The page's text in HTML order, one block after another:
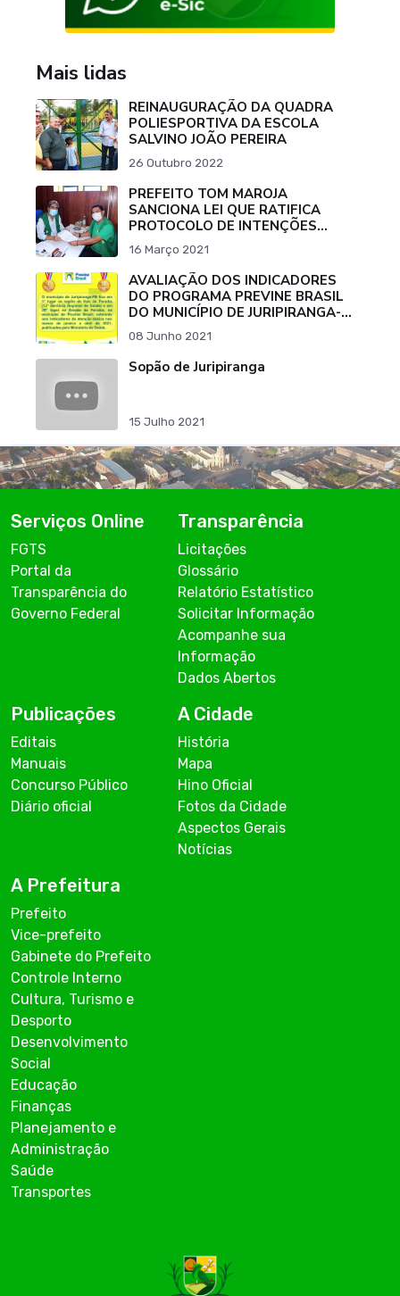
Mais lidas
REINAUGURAÇÃO DA QUADRA
POLIESPORTIVA DA ESCOLA
SALVINO JOÃO PEREIRA
26 Outubro 2022
PREFEITO TOM MAROJA
SANCIONA LEI QUE RATIFICA
PROTOCOLO DE INTENÇÕES
PARA COMPRA DE VACINA
CONTRA O COVID-19.
16 Março 2021
AVALIAÇÃO DOS INDICADORES
DO PROGRAMA PREVINE BRASIL
DO MUNICÍPIO DE JURIPIRANGA-
PB
08 Junho 2021
Sopão de Juripiranga
15 Julho 2021
Serviços Online
FGTS
Portal da
Transparência do
Governo Federal
Transparência
Licitações
Glossário
Relatório Estatístico
Solicitar Informação
Acompanhe sua
Informação
Dados Abertos
Publicações
Editais
Manuais
Concurso Público
Diário oficial
A Cidade
História
Mapa
Hino Oficial
Fotos da Cidade
Aspectos Gerais
Notícias
A Prefeitura
Prefeito
Vice-prefeito
Gabinete do Prefeito
Controle Interno
Cultura, Turismo e
Desporto
Desenvolvimento
Social
Educação
Finanças
Planejamento e
Administração
Saúde
Transportes